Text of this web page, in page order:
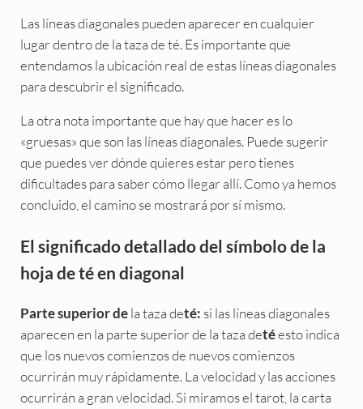
Las líneas diagonales pueden aparecer en cualquier
lugar dentro de la taza de té. Es importante que
entendamos la ubicación real de estas líneas diagonales
para descubrir el significado.
La otra nota importante que hay que hacer es lo
«gruesas» que son las líneas diagonales. Puede sugerir
que puedes ver dónde quieres estar pero tienes
dificultades para saber cómo llegar allí. Como ya hemos
concluido, el camino se mostrará por sí mismo.
El significado detallado del símbolo de la
hoja de té en diagonal
Parte superior dela taza deté: si las líneas diagonales
aparecen en la parte superior de la taza detéesto indica
que los nuevos comienzos de nuevos comienzos
ocurrirán muy rápidamente. La velocidad y las acciones
ocurrirán a gran velocidad. Si miramos el tarot, la carta